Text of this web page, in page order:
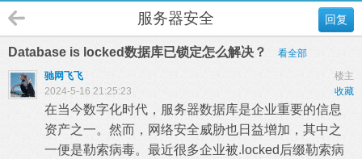
回复
服务器安全
Database is locked数据库已锁定怎么解决？
看全部
楼主
驰网飞飞
收藏
2024-5-16 21:25:23
在当今数字化时代，服务器数据库是企业重要的信息
资产之一。然而，网络安全威胁也日益增加，其中之
一便是勒索病毒。最近很多企业被.locked后缀勒索病